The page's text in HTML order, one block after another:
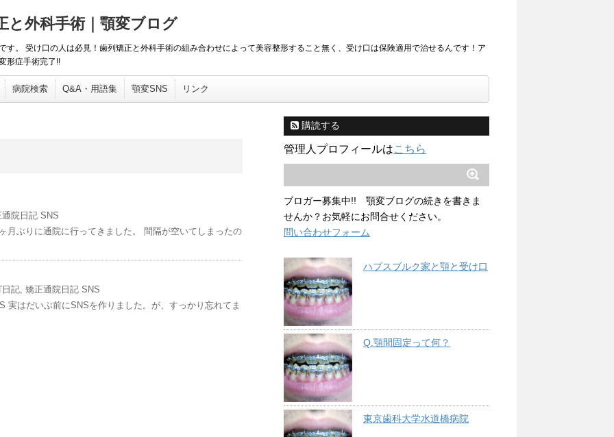
と外科手術｜顎変ブログ
す。 受け口の人は必見！歯列矯正と外科手術の組み合わせによって美容整形すること無く、受け口は保険適用で治せるんです！ア
形症手術完了!!
病院検索 Q&A・用語集 顎変SNS リンク
通院日記 SNS
月ぶりに通院に行ってきました。 間隔が空いてしまったの
日記, 矯正通院日記 SNS
実はだいぶ前にSNSを作りました。が、すっかり忘れてま
購読する
管理人プロフィールはこちら
ブロガー募集中!! 顎変ブログの続きを書きま
せんか？お気軽にお問合せください。
問い合わせフォーム
ハプスブルク家と顎と受け口
Q.顎間固定って何？
東京歯科大学水道橋病院